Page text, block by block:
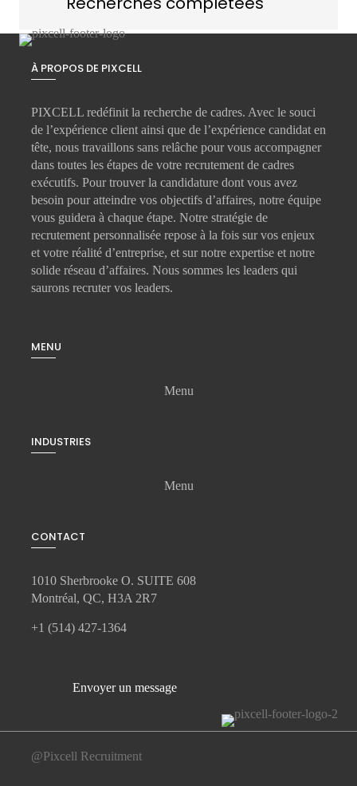
À PROPOS DE PIXCELL
PIXCELL redéfinit la recherche de cadres. Avec le souci
de l’expérience client ainsi que de l’expérience candidat en
tête, nous travaillons sans relâche pour vous accompagner
dans toutes les étapes de votre recrutement de cadres
exécutifs. Pour trouver la candidature dont vous avez
besoin pour atteindre vos objectifs d’affaires, notre équipe
vous guidera à chaque étape. Notre stratégie de
recrutement personnalisée repose à la fois sur vos enjeux
et votre réalité d’entreprise, et sur notre expertise et notre
solide réseau d’affaires. Nous sommes les leaders qui
saurons recruter vos leaders.
MENU
Menu
INDUSTRIES
Menu
CONTACT
1010 Sherbrooke O. SUITE 608
Montréal, QC, H3A 2R7
+1 (514) 427-1364
Envoyer un message
@Pixcell Recruitment